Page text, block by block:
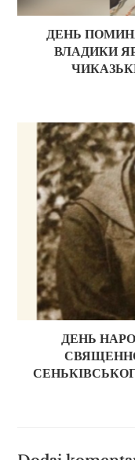
ДЕНЬ
ВЛАДИКИ
ДЕНЬ